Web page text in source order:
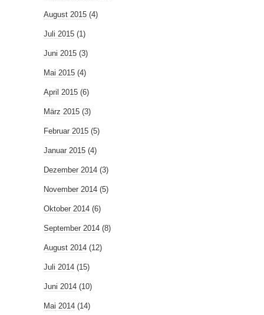
August 2015 (4)
Juli 2015 (1)
Juni 2015 (3)
Mai 2015 (4)
April 2015 (6)
März 2015 (3)
Februar 2015 (5)
Januar 2015 (4)
Dezember 2014 (3)
November 2014 (5)
Oktober 2014 (6)
September 2014 (8)
August 2014 (12)
Juli 2014 (15)
Juni 2014 (10)
Mai 2014 (14)